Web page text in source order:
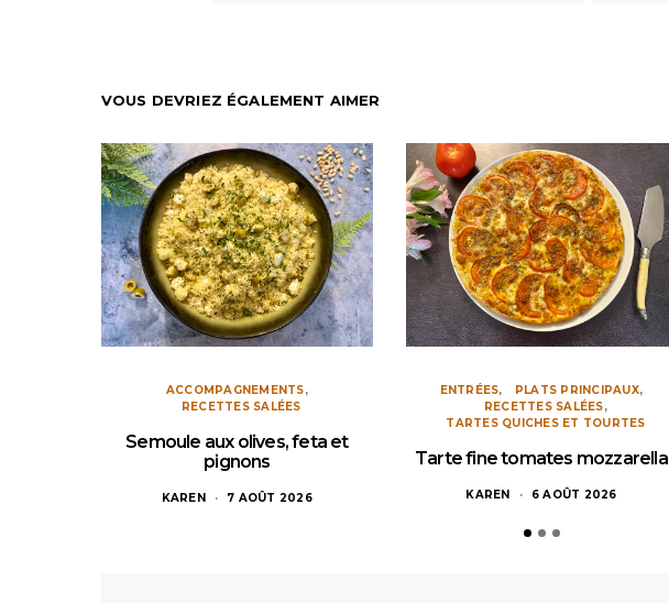
VOUS DEVRIEZ ÉGALEMENT AIMER
ACCOMPAGNEMENTS
RECETTES SALÉES
Semoule aux olives, feta et
pignons
KAREN 7 AOÛT 2026
ENTRÉES
PLATS PRINCIPAUX
RECETTES SALÉES
TARTES QUICHES ET TOURTES
Tarte fine tomates mozzarella
KAREN 6 AOÛT 2026